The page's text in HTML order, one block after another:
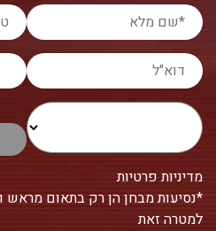
מדיניות פרטיות
*נסיעות מבחן הן רק בתאום מראש
למטרה זאת